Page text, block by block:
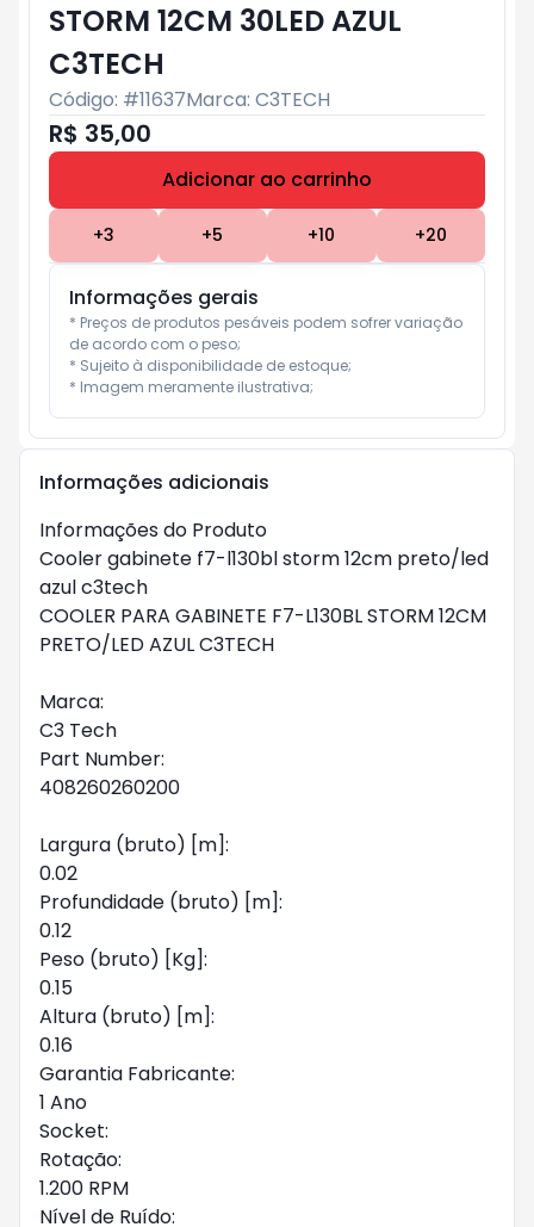
STORM 12CM 30LED AZUL
C3TECH
Código: #11637Marca: C3TECH
R$ 35,00
Adicionar ao carrinho
+3 +5 +10 +20
Informações gerais
* Preços de produtos pesáveis podem sofrer variação
de acordo com o peso;
* Sujeito à disponibilidade de estoque;
* Imagem meramente ilustrativa;
Informações adicionais
Informações do Produto
Cooler gabinete f7-l130bl storm 12cm preto/led
azul c3tech
COOLER PARA GABINETE F7-L130BL STORM 12CM
PRETO/LED AZUL C3TECH
Marca:
C3 Tech
Part Number:
408260260200
Largura (bruto) [m]:
0.02
Profundidade (bruto) [m]:
0.12
Peso (bruto) [Kg]:
0.15
Altura (bruto) [m]:
0.16
Garantia Fabricante:
1 Ano
Socket:
Rotação:
1.200 RPM
Nível de Ruído: